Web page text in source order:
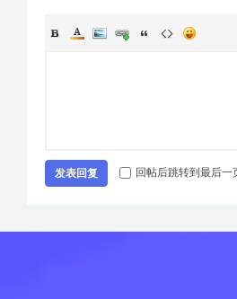
发表回复 回帖后跳转到最后一